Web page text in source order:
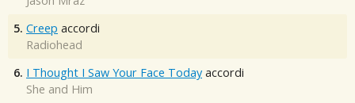
5. Creep accordi
Radiohead
6. I Thought I Saw Your Face Today accordi
She and Him